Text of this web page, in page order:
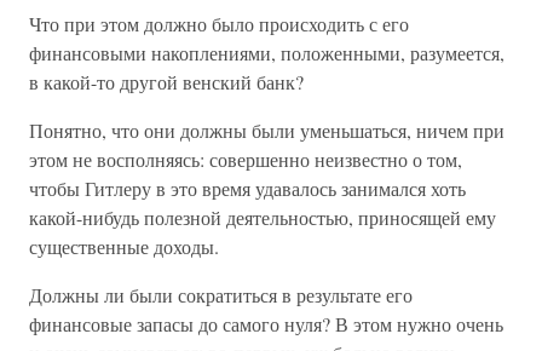
Что при этом должно было происходить с его
финансовыми накоплениями, положенными, разумеется,
в какой-то другой венский банк?
Понятно, что они должны были уменьшаться, ничем при
этом не восполняясь: совершенно неизвестно о том,
чтобы Гитлеру в это время удавалось занимался хоть
какой-нибудь полезной деятельностью, приносящей ему
существенные доходы.
Должны ли были сократиться в результате его
финансовые запасы до самого нуля? В этом нужно очень